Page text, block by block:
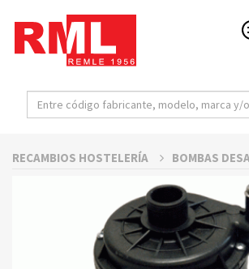
RECAMBIOS HOSTELERÍA BOMBAS